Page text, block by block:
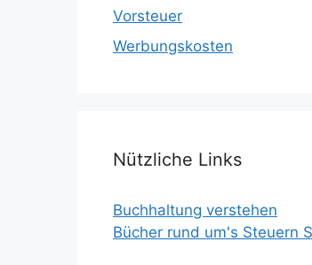
Vorsteuer
Werbungskosten
Nützliche Links
Buchhaltung verstehen
Bücher rund um's Steuern